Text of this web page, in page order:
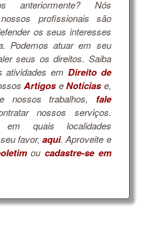
anteriormente? Nós
profissionais são
os seus interesses
Podemos atuar em seu
seus os direitos. Saiba
atividades em Direito de
ArtigoseNotíciase,
nossos trabalhos, fale
nossos serviços.
em quais localidades
favor,aqui. Aproveite e
oucadastre-se em